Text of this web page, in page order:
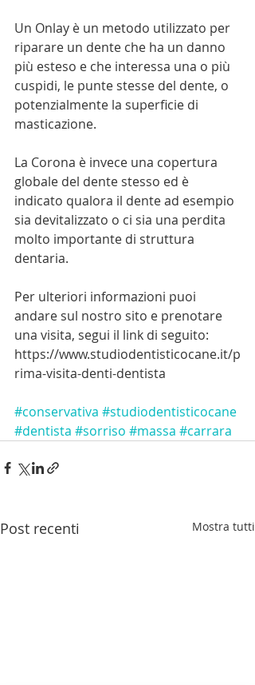
Un Onlay è un metodo utilizzato per
riparare un dente che ha un danno
più esteso e che interessa una o più
cuspidi, le punte stesse del dente, o
potenzialmente la superficie di
masticazione.
La Corona è invece una copertura
globale del dente stesso ed è
indicato qualora il dente ad esempio
sia devitalizzato o ci sia una perdita
molto importante di struttura
dentaria.
Per ulteriori informazioni puoi
andare sul nostro sito e prenotare
una visita, segui il link di seguito:
https://www.studiodentisticocane.it/p
rima-visita-denti-dentista
#conservativa #studiodentisticocane
#dentista #sorriso #massa #carrara
Post recenti Mostra tutti